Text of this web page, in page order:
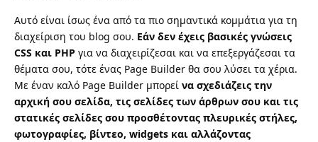
Αυτό είναι ίσως ένα από τα πιο σημαντικά κομμάτια για τη
διαχείριση του blog σου. Εάν δεν έχεις βασικές γνώσεις
CSS και PHP για να διαχειρίζεσαι και να επεξεργάζεσαι τα
θέματα σου, τότε ένας Page Builder θα σου λύσει τα χέρια.
Με έναν καλό Page Builder μπορεί να σχεδιάζεις την
αρχική σου σελίδα, τις σελίδες των άρθρων σου και τις
στατικές σελίδες σου προσθέτοντας πλευρικές στήλες,
φωτογραφίες, βίντεο, widgets και αλλάζοντας